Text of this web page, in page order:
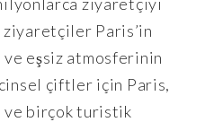
ziyaretçiler Paris’in
eşsiz atmosferinin
çiftler için Paris,
ve birçok turistik